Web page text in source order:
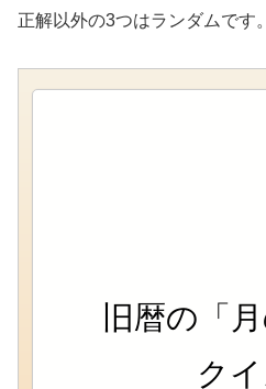
正解以外の3つはランダムです。